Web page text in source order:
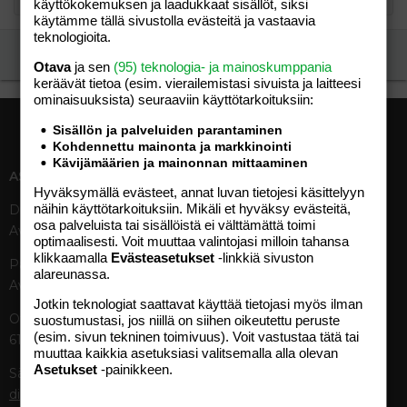
ASIAKASPALVELU
Digipalvelut (09) 156 6227
Avoinna ma–pe 8–19
Painettu lehti (09) 156 665
Avoinna ma–pe 8–19
Otavamedian vaihde (09) 156
61
Sähköposti (digi)
digi@otavamedia.fi
Tekniset tiedot, aikataulut ja
ilmoitushinnat
Tietoa verkon kävijöistä
Käyttöehdot
TUOTTEET
käyttökokemuksen ja laadukkaat sisällöt, siksi
käytämme tällä sivustolla evästeitä ja vastaavia
teknologioita.
Otavaja sen (95) teknologia- ja mainoskumppania
keräävät tietoa (esim. vierailemis­tasi sivuista ja laitteesi
ominaisuuk­sista) seuraaviin käyttötarkoituksiin:
Sisällön ja palveluiden parantaminen
Kohdennettu mainonta ja markkinointi
Kävijämäärien ja mainonnan mittaaminen
Hyväksymällä evästeet, annat luvan tietojesi käsittelyyn
näihin käyttötarkoituksiin. Mikäli et hyväksy evästeitä,
osa palveluista tai sisällöistä ei välttämättä toimi
optimaalisesti. Voit muuttaa valintojasi milloin tahansa
klikkaamalla Evästeasetukset -linkkiä sivuston
alareunassa.
Jotkin teknologiat saattavat käyttää tietojasi myös ilman
suostumustasi, jos niillä on siihen oikeutettu peruste
(esim. sivun tekninen toimivuus). Voit vastustaa tätä tai
muuttaa kaikkia asetuksiasi valitsemalla alla olevan
Asetukset -painikkeen.